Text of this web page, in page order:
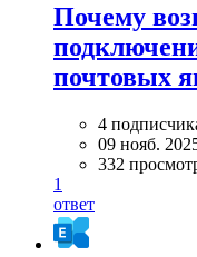
Почему
почтовых
4
09 нояб.
332
1
ответ